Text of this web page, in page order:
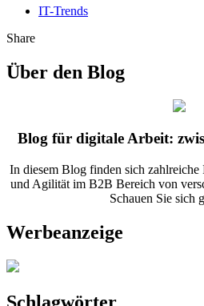
IT-Trends
Share
Über den Blog
Blog für digitale Arbeit:
In diesem Blog finden sich zahlreiche
und Agilität im B2B Bereich von
Schauen Sie sich
Werbeanzeige
Schlagwörter